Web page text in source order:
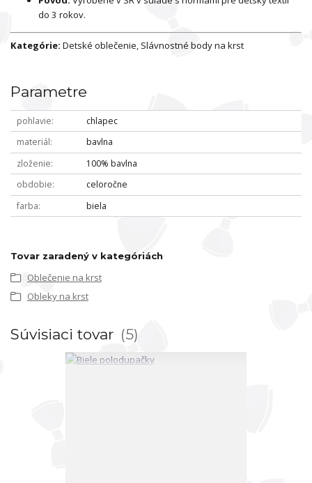
do 3 rokov.
Kategórie: Detské oblečenie, Slávnostné body na krst
Parametre
pohlavie
chlapec
materiál
bavlna
zloženie
100% bavlna
obdobie
celoročne
farba
biela
Tovar zaradený v kategóriách
Oblečenie na krst
Obleky na krst
Súvisiaci tovar 5